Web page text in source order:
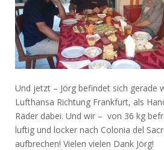
Und jetzt – Jörg befindet sich gerade
Lufthansa Richtung Frankfurt, als
Räder dabei. Und wir – von 36 kg
luftig und locker nach Colonia del
aufbrechen! Vielen vielen Dank Jörg!